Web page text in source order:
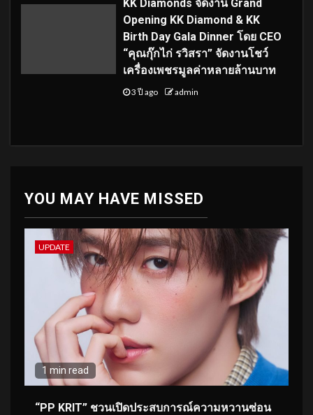
KK Diamonds จัดงาน Grand
Opening KK Diamond & KK
Birth Day Gala Dinner โดย CEO
“คุณกุ๊กไก่ รวิสรา” จัดงานโชว์
เครื่องเพชรมูลค่าหลายล้านบาท
3 ปี ago admin
YOU MAY HAVE MISSED
UPDATE
1 min read
“PP KRIT” ชวนเปิดประสบการณ์ความหวานซ่อน